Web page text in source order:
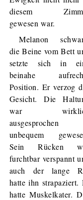
diesem
gewesen war.
Melanon
die Beine vom Bett
setzte sich in
beinahe
Position. Er verzog
Gesicht. Die
war
ausgesprochen
unbequem
Sein Rücken
furchtbar verspannt
auch der lange
hatte ihn strapaziert.
hatte Muskelkater.